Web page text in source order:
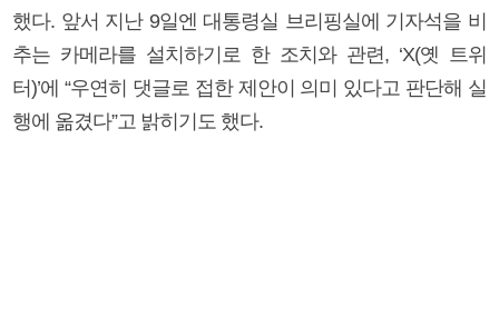
했다. 앞서 지난 9일엔 대통령실 브리핑실에 기자석을 비
추는 카메라를 설치하기로 한 조치와 관련, ‘X(옛 트위
터)’에 “우연히 댓글로 접한 제안이 의미 있다고 판단해 실
행에 옮겼다”고 밝히기도 했다.